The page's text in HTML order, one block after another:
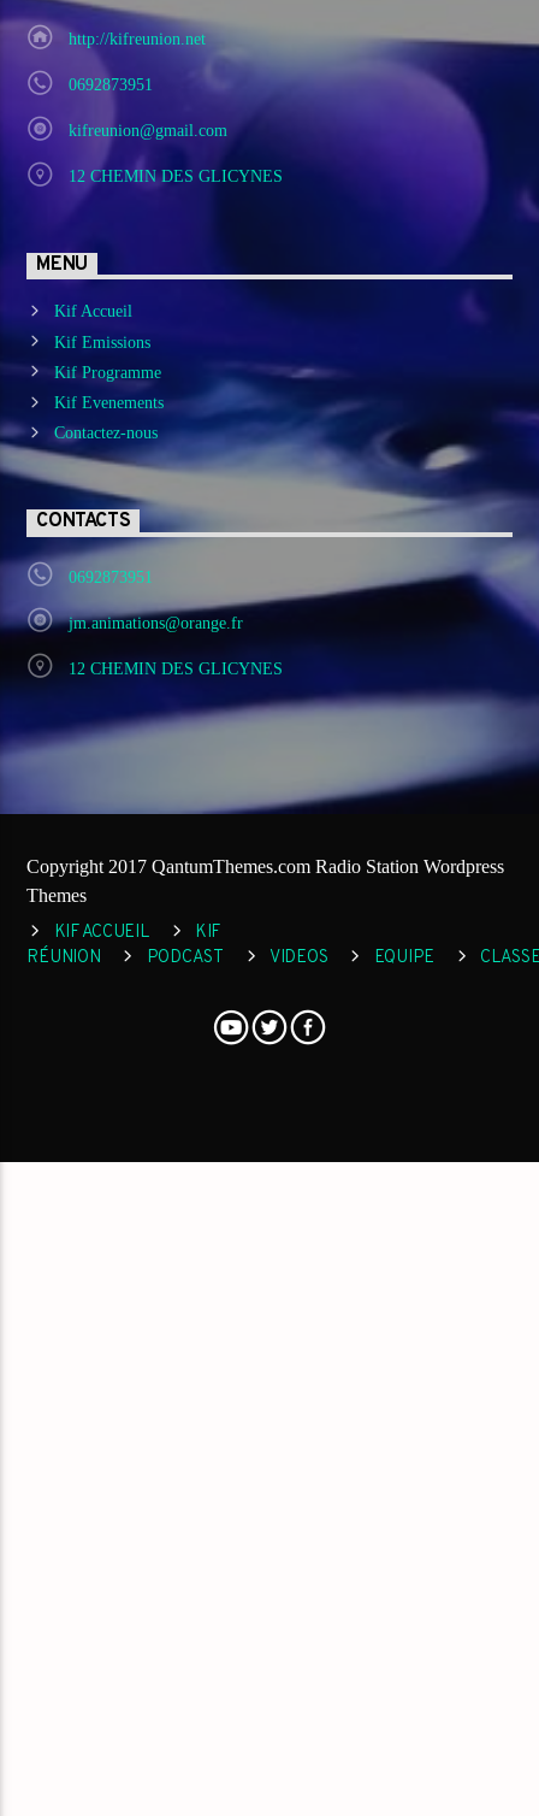
http://kifreunion.net
0692873951
kifreunion@gmail.com
12 CHEMIN DES GLICYNES
MENU
Kif Accueil
Kif Emissions
Kif Programme
Kif Evenements
Contactez-nous
CONTACTS
0692873951
jm.animations@orange.fr
12 CHEMIN DES GLICYNES
Copyright 2017 QantumThemes.com Radio Station Wordpress
Themes
KIF ACCUEIL
KIF
RÉUNION
PODCAST VIDEOS EQUIPE